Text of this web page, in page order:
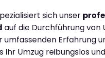
sich unser
auf die Durchführung von
umfassenden Erfahrung
Ihr Umzug reibungslos